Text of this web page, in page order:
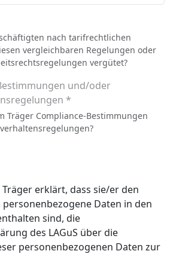
nach tarifrechtlichen
vergleichbaren Regelungen oder
vergütet?
und/oder
*
Träger Compliance-Bestimmungen
erklärt, dass sie/er den
Daten in den
des LAGuS über die
personenbezogenen Daten zur